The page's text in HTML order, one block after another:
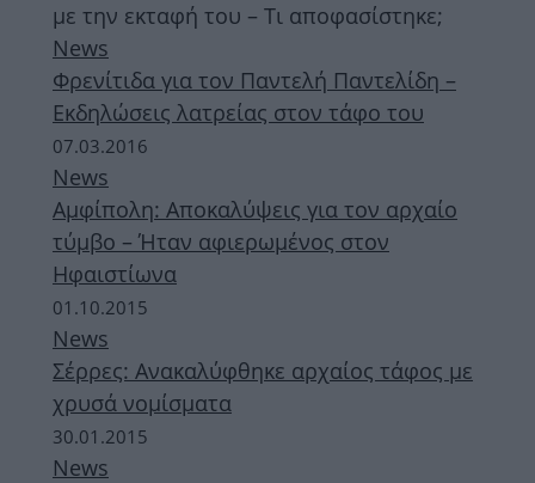
με την εκταφή του – Τι αποφασίστηκε;
News
Φρενίτιδα για τον Παντελή Παντελίδη –
Εκδηλώσεις λατρείας στον τάφο του
07.03.2016
News
Αμφίπολη: Αποκαλύψεις για τον αρχαίο
τύμβο – Ήταν αφιερωμένος στον
Ηφαιστίωνα
01.10.2015
News
Σέρρες: Ανακαλύφθηκε αρχαίος τάφος με
χρυσά νομίσματα
30.01.2015
News